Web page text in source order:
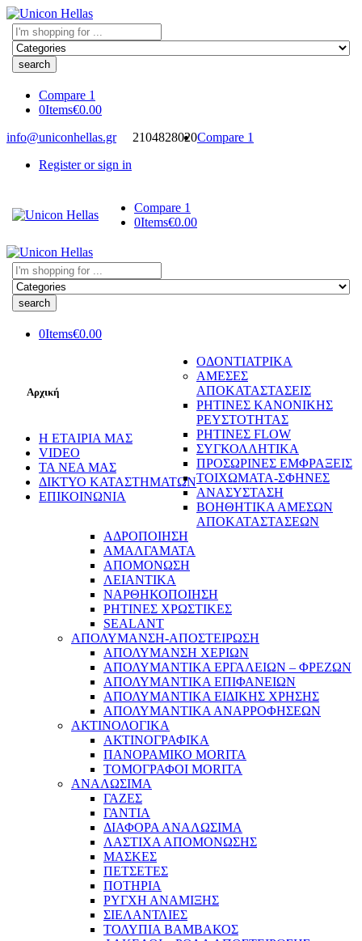
Search
here
Compare 1
0Items€0.00
info@uniconhellas.gr
2104828020Compare 1
Register or sign in
Compare 1
0Items€0.00
Search
here
0Items€0.00
Αρχική
Η ΕΤΑΙΡΙΑ ΜΑΣ
VIDEO
ΤΑ ΝΕΑ ΜΑΣ
ΔΙΚΤΥΟ ΚΑΤΑΣΤΗΜΑΤΩΝ
ΕΠΙΚΟΙΝΩΝΙΑ
ΟΔΟΝΤΙΑΤΡΙΚΑ
ΑΜΕΣΕΣ
ΑΠΟΚΑΤΑΣΤΑΣΕΙΣ
ΡΗΤΙΝΕΣ ΚΑΝΟΝΙΚΗΣ
ΡΕΥΣΤΟΤΗΤΑΣ
ΡΗΤΙΝΕΣ FLOW
ΣΥΓΚΟΛΛΗΤΙΚΑ
ΠΡΟΣΩΡΙΝΕΣ ΕΜΦΡΑΞΕΙΣ
ΤΟΙΧΩΜΑΤΑ-ΣΦΗΝΕΣ
ΑΝΑΣΥΣΤΑΣΗ
ΒΟΗΘΗΤΙΚΑ ΑΜΕΣΩΝ
ΑΠΟΚΑΤΑΣΤΑΣΕΩΝ
ΑΔΡΟΠΟΙΗΣΗ
ΑΜΑΛΓΑΜΑΤΑ
ΑΠΟΜΟΝΩΣΗ
ΛΕΙΑΝΤΙΚΑ
ΝΑΡΘΗΚΟΠΟΙΗΣΗ
ΡΗΤΙΝΕΣ ΧΡΩΣΤΙΚΕΣ
SEALANT
ΑΠΟΛΥΜΑΝΣΗ-ΑΠΟΣΤΕΙΡΩΣΗ
ΑΠΟΛΥΜΑΝΣΗ ΧΕΡΙΩΝ
ΑΠΟΛΥΜΑΝΤΙΚΑ ΕΡΓΑΛΕΙΩΝ – ΦΡΕΖΩΝ
ΑΠΟΛΥΜΑΝΤΙΚΑ ΕΠΙΦΑΝΕΙΩΝ
ΑΠΟΛΥΜΑΝΤΙΚΑ ΕΙΔΙΚΗΣ ΧΡΗΣΗΣ
ΑΠΟΛΥΜΑΝΤΙΚΑ ΑΝΑΡΡΟΦΗΣΕΩΝ
ΑΚΤΙΝΟΛΟΓΙΚΑ
ΑΚΤΙΝΟΓΡΑΦΙΚΑ
ΠΑΝΟΡΑΜΙΚΟ MORITA
ΤΟΜΟΓΡΑΦΟΙ MORITA
ΑΝΑΛΩΣΙΜΑ
ΓΑΖΕΣ
ΓΑΝΤΙΑ
ΔΙΑΦΟΡΑ ΑΝΑΛΩΣΙΜΑ
ΛΑΣΤΙΧΑ ΑΠΟΜΟΝΩΣΗΣ
ΜΑΣΚΕΣ
ΠΕΤΣΕΤΕΣ
ΠΟΤΗΡΙΑ
ΡΥΓΧΗ ΑΝΑΜΙΞΗΣ
ΣΙΕΛΑΝΤΛΙΕΣ
ΤΟΛΥΠΙΑ ΒΑΜΒΑΚΟΣ